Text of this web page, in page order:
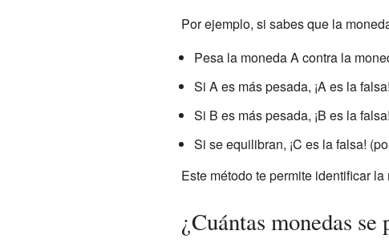
Por ejemplo, si sabes que la
Pesa la moneda A contra la
Si A es más pesada, ¡A es la falsa!
Si B es más pesada, ¡B es la falsa!
Si se equilibran, ¡C es la falsa!
Este método te permite identificar
¿Cuántas monedas